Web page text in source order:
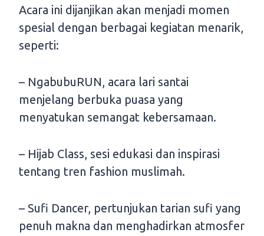
Acara ini dijanjikan akan menjadi momen
spesial dengan berbagai kegiatan menarik,
seperti:
– NgabubuRUN, acara lari santai
menjelang berbuka puasa yang
menyatukan semangat kebersamaan.
– Hijab Class, sesi edukasi dan inspirasi
tentang tren fashion muslimah.
– Sufi Dancer, pertunjukan tarian sufi yang
penuh makna dan menghadirkan atmosfer